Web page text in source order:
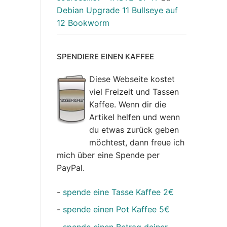
Debian Upgrade 11 Bullseye auf
12 Bookworm
SPENDIERE EINEN KAFFEE
Diese Webseite kostet
viel Freizeit und Tassen
Kaffee. Wenn dir die
Artikel helfen und wenn
du etwas zurück geben
möchtest, dann freue ich
mich über eine Spende per
PayPal.
- spende eine Tasse Kaffee 2€
- spende einen Pot Kaffee 5€